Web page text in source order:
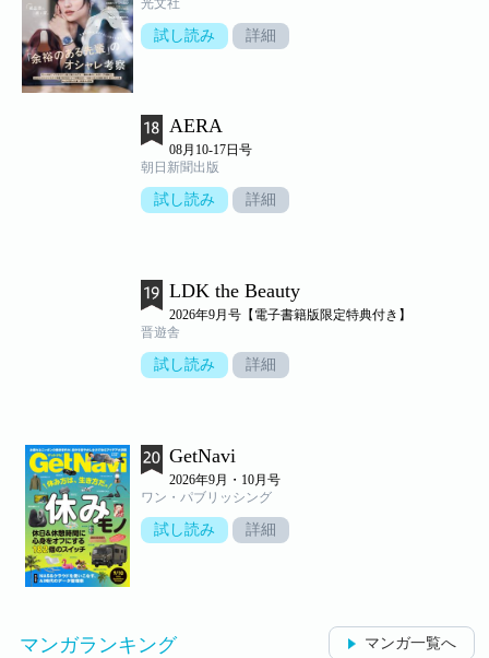
試し読み 詳細
AERA
08月10-17日号
朝日新聞出版
試し読み 詳細
LDK the Beauty
2026年9月号【電子書籍版限定特典付き】
晋遊舎
試し読み 詳細
GetNavi
2026年9月・10月号
ワン・パブリッシング
試し読み 詳細
マンガランキング マンガ一覧へ